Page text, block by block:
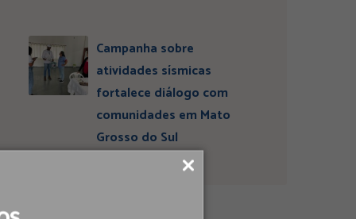
Campanha sobre
atividades sísmicas
fortalece diálogo com
comunidades em Mato
Grosso do Sul